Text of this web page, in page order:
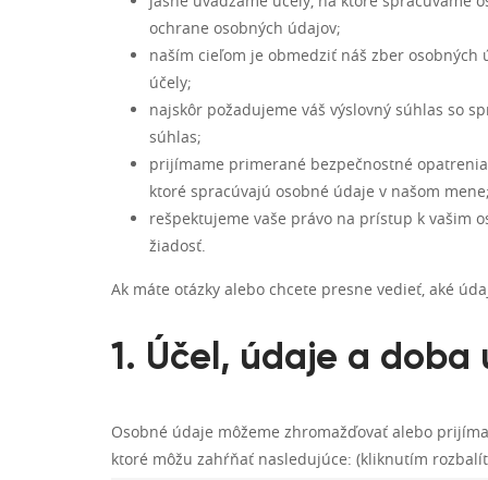
ochrane osobných údajov;
naším cieľom je obmedziť náš zber
účely;
najskôr požadujeme váš výslovný súhlas so
súhlas;
prijímame primerané bezpečnostné
ktoré spracúvajú osobné údaje v našom
rešpektujeme vaše právo na prístup k vašim
žiadosť.
Ak máte otázky alebo chcete presne vedieť, aké
1. Účel, údaje a doba
Osobné údaje môžeme zhromažďovať alebo
ktoré môžu zahŕňať nasledujúce: (kliknutím